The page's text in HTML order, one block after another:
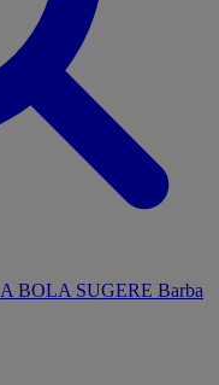
A BOLA SUGERE Barba